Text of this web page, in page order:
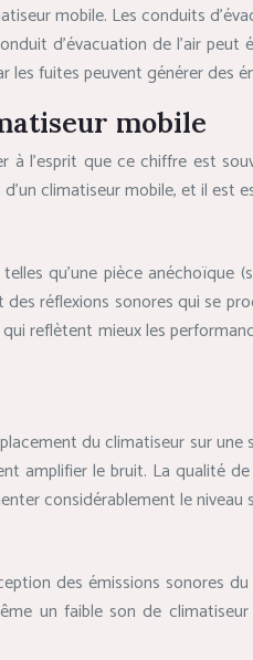
mobile. Les conduits
d’évacuation de l’air
fuites peuvent générer des
mobile
l’esprit que ce chiffre est
climatiseur mobile, et il est
qu’une pièce
réflexions sonores qui se
reflètent mieux les
du climatiseur sur
le bruit. La qualité
considérablement le niveau
des émissions sonores
un faible son de